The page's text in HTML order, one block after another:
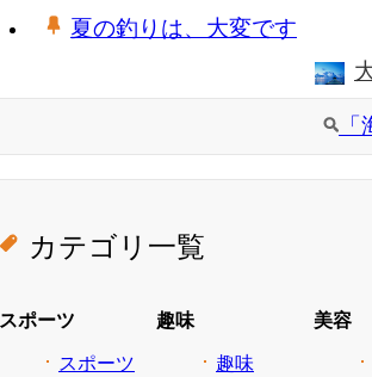
夏の釣りは、大変です
カテゴリ一覧
スポーツ
スポーツ
趣味
趣味
美容